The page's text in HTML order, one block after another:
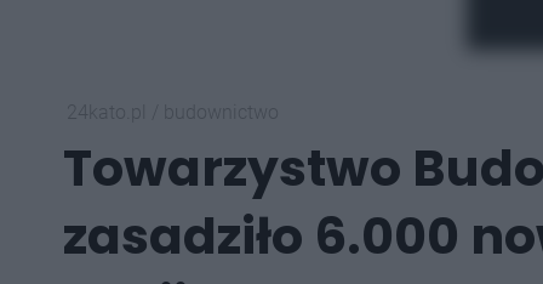
Towarzystwo
zasadziło 6.000